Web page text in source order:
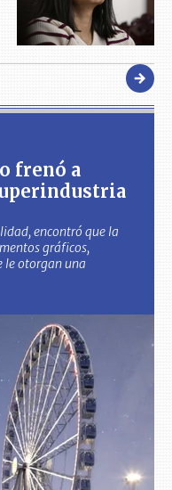
frenó a
encontró que la
gráficos,
le otorgan una